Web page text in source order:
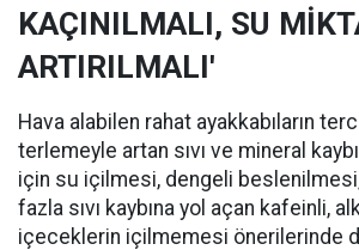
KAÇINILMALI, SU
ARTIRILMALI'
Hava alabilen rahat ayakkabıların
terlemeyle artan sıvı ve mineral
için su içilmesi, dengeli
fazla sıvı kaybına yol açan kafeinli,
içeceklerin içilmemesi önerilerinde